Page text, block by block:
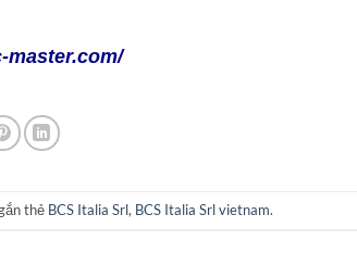
master.com/
thẻ BCS Italia Srl, BCS Italia Srl vietnam.